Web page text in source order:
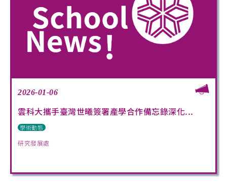
2026-01-06
雲科大攜手臺灣世曦簽署產學合作備忘錄深化...
學術動態
研究發展處